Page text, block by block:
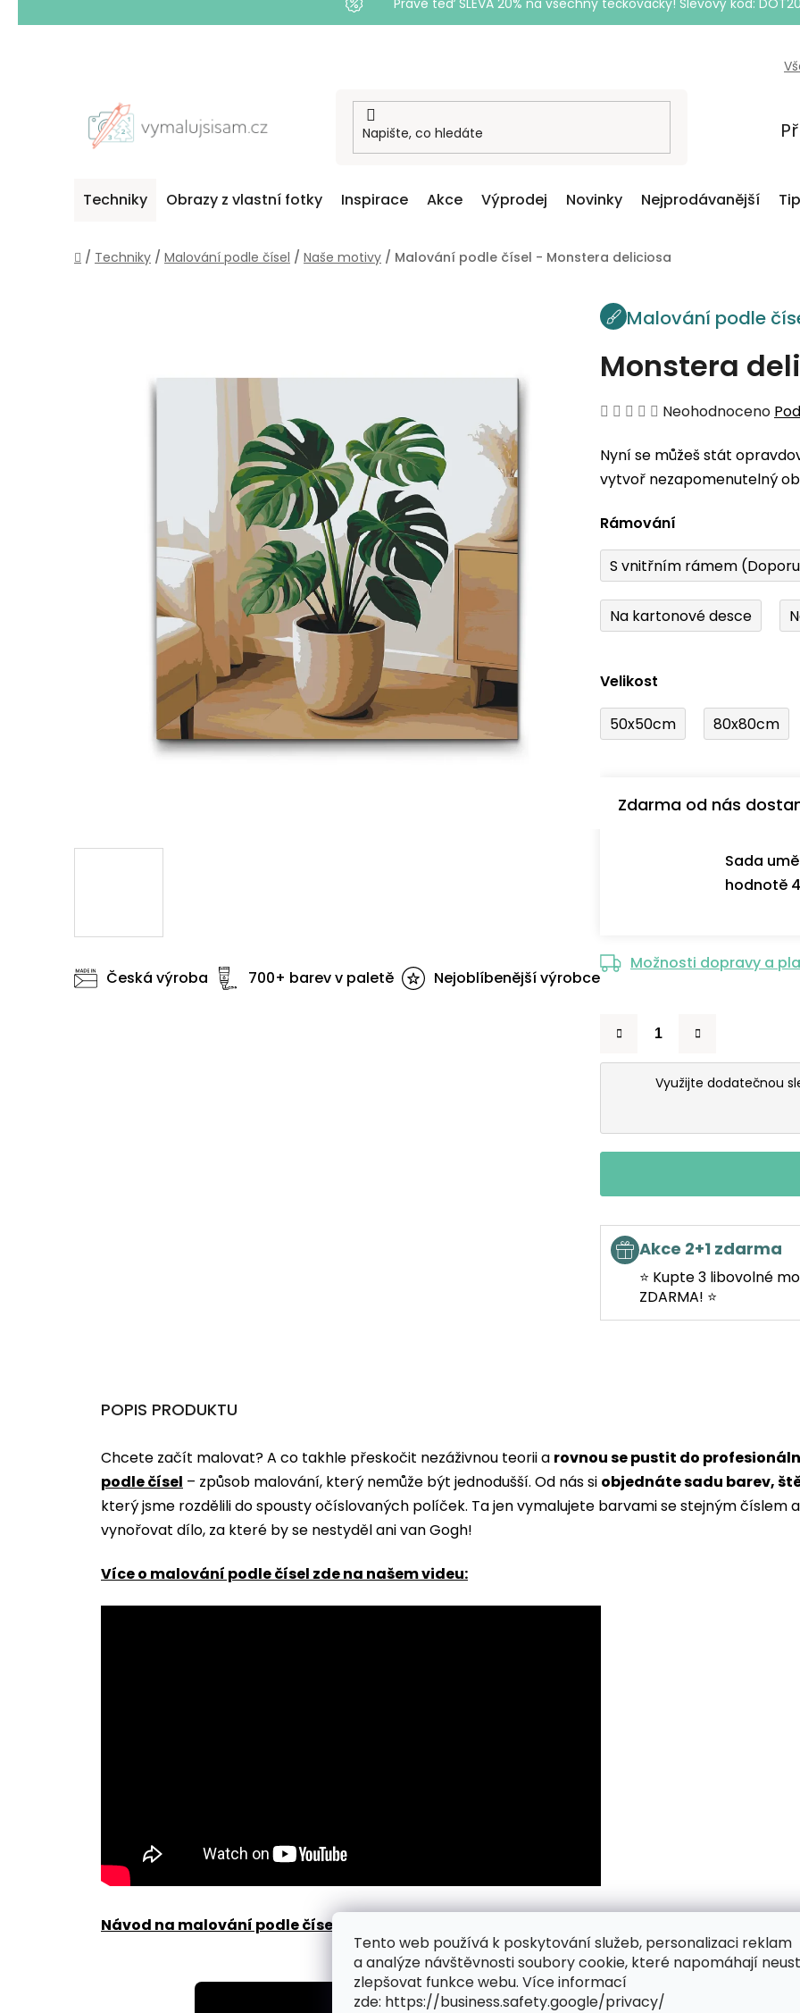
Tento web používá k poskytování služeb, personalizaci reklam
a analýze návštěvnosti soubory cookie, které napomáhají
zlepšovat funkce webu. Více informací
zde: https://business.safety.google/privacy/
Právě teď SLEVA 20% na všechny tečkovačky! Slevový kód:
Techniky Obrazy z vlastní fotky Inspirace Akce Výprodej Novinky Nejprodávanější
Domů
/ Techniky / Malování podle čísel / Naše motivy / Malování podle čísel - Monstera deliciosa
Malování podle
Monstera
Průměrné
produktu
je
z
5
hvězdiček.
Neohodnoceno
Nyní se můžeš stát
vytvoř nezapomenutelný
Rámování
S vnitřním rámem
Na kartonové desce
Velikost
50x50cm 80x80cm
Zdarma od nás
Sada
hodnotě
Možnosti dopravy a
Využijte dodatečnou
Akce 2+1 zdarma
⭐ Kupte 3 libovolné
ZDARMA! ⭐
Česká výroba 700+ barev v paletě Nejoblíbenější výrobce
POPIS PRODUKTU
Chcete začít malovat? A co takhle přeskočit nezáživnou teorii a rovnou se pustit do
podle čísel ­­– způsob malování, který nemůže být jednodušší. Od nás si objednáte sadu barev,
který jsme rozdělili do spousty očíslovaných políček. Ta jen vymalujete barvami se stejným číslem
vynořovat dílo, za které by se nestyděl ani van Gogh!
Více o malování podle čísel zde na našem videu:
Návod na malování podle čísel zde